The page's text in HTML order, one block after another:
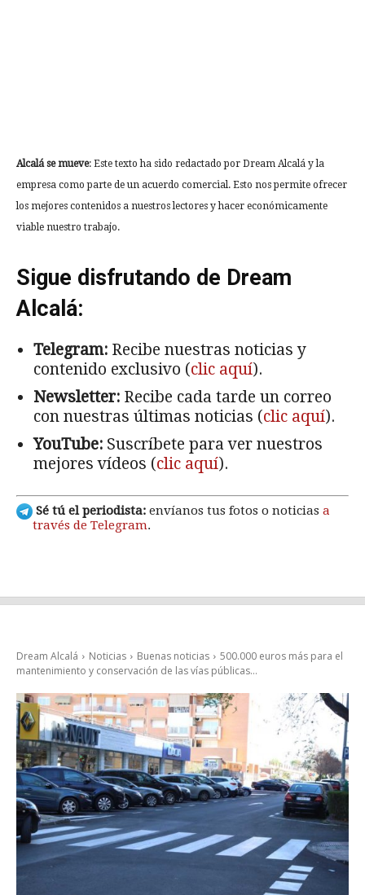
Alcalá se mueve: Este texto ha sido redactado por Dream Alcalá y la
empresa como parte de un acuerdo comercial. Esto nos permite ofrecer
los mejores contenidos a nuestros lectores y hacer económicamente
viable nuestro trabajo.
Sigue disfrutando de Dream
Alcalá:
Telegram: Recibe nuestras noticias y
contenido exclusivo (clic aquí).
Newsletter: Recibe cada tarde un correo
con nuestras últimas noticias (clic aquí).
YouTube: Suscríbete para ver nuestros
mejores vídeos (clic aquí).
Sé tú el periodista: envíanos tus fotos o noticias a
través de Telegram.